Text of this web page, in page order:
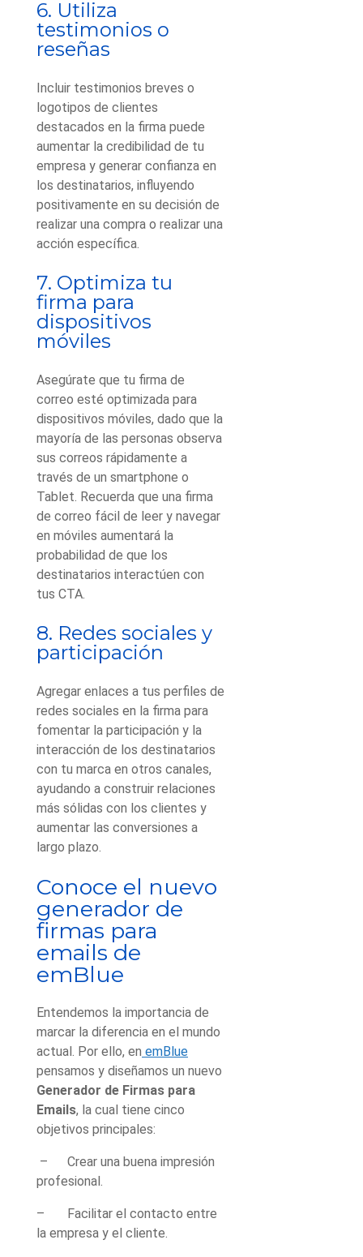
6. Utiliza
testimonios o
reseñas
Incluir testimonios breves o
logotipos de clientes
destacados en la firma puede
aumentar la credibilidad de tu
empresa y generar confianza en
los destinatarios, influyendo
positivamente en su decisión de
realizar una compra o realizar una
acción específica.
7. Optimiza tu
firma para
dispositivos
móviles
Asegúrate que tu firma de
correo esté optimizada para
dispositivos móviles, dado que la
mayoría de las personas observa
sus correos rápidamente a
través de un smartphone o
Tablet. Recuerda que una firma
de correo fácil de leer y navegar
en móviles aumentará la
probabilidad de que los
destinatarios interactúen con
tus CTA.
8. Redes sociales y
participación
Agregar enlaces a tus perfiles de
redes sociales en la firma para
fomentar la participación y la
interacción de los destinatarios
con tu marca en otros canales,
ayudando a construir relaciones
más sólidas con los clientes y
aumentar las conversiones a
largo plazo.
Conoce el nuevo
generador de
firmas para
emails de
emBlue
Entendemos la importancia de
marcar la diferencia en el mundo
actual. Por ello, en emBlue
pensamos y diseñamos un nuevo
Generador de Firmas para
Emails, la cual tiene cinco
objetivos principales:
– Crear una buena impresión
profesional.
– Facilitar el contacto entre
la empresa y el cliente.